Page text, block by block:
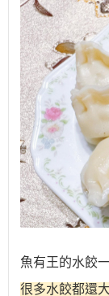
魚有王的水餃
很多水餃都還